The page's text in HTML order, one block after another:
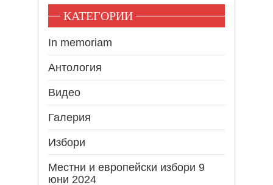
КАТЕГОРИИ
In memoriam
Антология
Видео
Галерия
Избори
Местни и европейски избори 9
юни 2024